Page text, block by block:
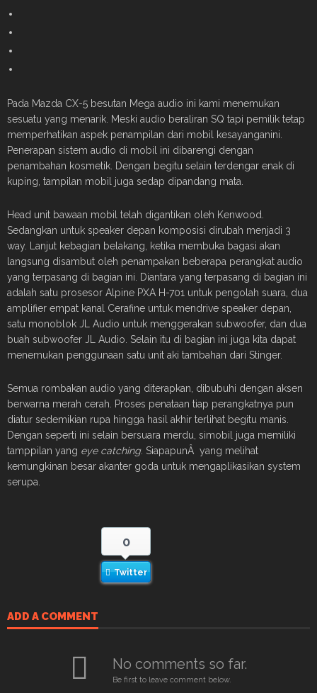
Pada Mazda CX-5 besutan Mega audio ini kami menemukan
sesuatu yang menarik. Meski audio beraliran SQ tapi pemilik tetap
memperhatikan aspek penampilan dari mobil kesayanganini.
Penerapan sistem audio di mobil ini dibarengi dengan
penambahan kosmetik. Dengan begitu selain terdengar enak di
kuping, tampilan mobil juga sedap dipandang mata.
Head unit bawaan mobil telah digantikan oleh Kenwood.
Sedangkan untuk speaker depan komposisi dirubah menjadi 3
way. Lanjut kebagian belakang, ketika membuka bagasi akan
langsung disambut oleh penampakan beberapa perangkat audio
yang terpasang di bagian ini. Diantara yang terpasang di bagian ini
adalah satu prosesor Alpine PXA H-701 untuk pengolah suara, dua
amplifier empat kanal Cerafine untuk mendrive speaker depan,
satu monoblok JL Audio untuk menggerakan subwoofer, dan dua
buah subwoofer JL Audio. Selain itu di bagian ini juga kita dapat
menemukan penggunaan satu unit aki tambahan dari Stinger.
Semua rombakan audio yang diterapkan, dibubuhi dengan aksen
berwarna merah cerah. Proses penataan tiap perangkatnya pun
diatur sedemikian rupa hingga hasil akhir terlihat begitu manis.
Dengan seperti ini selain bersuara merdu, simobil juga memiliki
tamppilan yang eye catching. SiapapunÂ yang melihat
kemungkinan besar akanter goda untuk mengaplikasikan system
serupa.
0
Twitter
ADD A COMMENT
No comments so far.
Be first to leave comment below.